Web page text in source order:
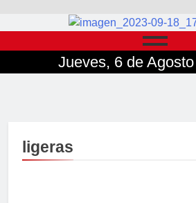
Jueves, 6 de
ligeras